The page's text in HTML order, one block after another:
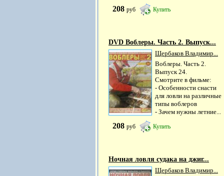
208 руб Купить
DVD Воблеры. Часть 2. Выпуск...
Щербаков Владимир...
Воблеры. Часть 2.
Выпуск 24.
Смотрите в фильме:
- Особенности снасти
для ловли на различные
типы воблеров
- Зачем нужны летние...
208 руб Купить
Ночная ловля судака на джиг...
Щербаков Владимир...